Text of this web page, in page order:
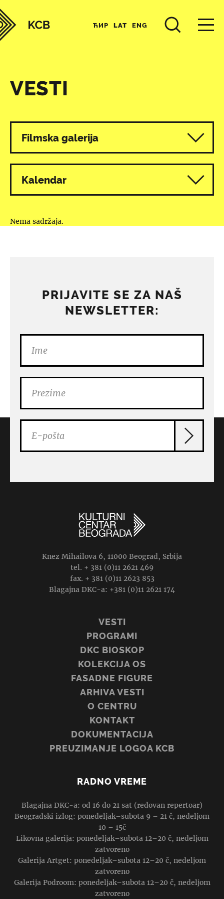
ЋИР LAT ENG
VESTI
Svi programi
Filmska galerija
Kalendar
Nema sadržaja.
PRIJAVITE SE ZA NAŠ
NEWSLETTER:
Knez Mihailova 6, 11000 Beograd, Srbija
tel. + 381 (0)11 2621 469
fax. + 381 (0)11 2623 853
Blagajna DKC-a: +381 (0)11 2621 174
VESTI
PROGRAMI
DKC BIOSKOP
KOLEKCIJA OS
FASADNE FIGURE
ARHIVA VESTI
O CENTRU
KONTAKT
DOKUMENTACIJA
PREUZIMANJE LOGOA KCB
RADNO VREME
Blagajna DKC-a: od 16 do 21 sat (redovan repertoar)
Beogradski izlog: ponedeljak–subota 9 – 21 č, nedeljom
10 – 15č
Likovna galerija: ponedeljak–subota 12–20 č, nedeljom
zatvoreno
Galerija Artget: ponedeljak–subota 12–20 č, nedeljom
zatvoreno
Galerija Podroom: ponedeljak–subota 12–20 č, nedeljom
zatvoreno